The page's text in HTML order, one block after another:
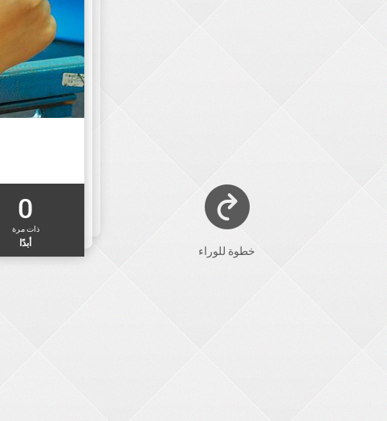
خطوة للوراء
0
ذات مرة
أبدًا